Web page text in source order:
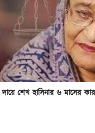
শেখ হাসিনার ৬ মাসের